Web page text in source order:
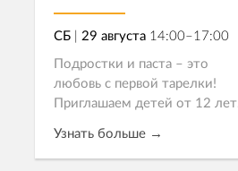
СБ | 29 августа 14:00–17:00
Подростки и паста – это
любовь с первой тарелки!
Приглашаем детей от 12 лет
выбрать свое настроение.
Карбонара для классиков,
Узнать больше →